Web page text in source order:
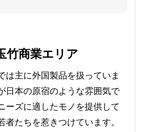
竹商業エリア
は主に外国製品を扱っていま
日本の原宿のような雰囲気で
ーズに適したモノを提供して
者たちを惹きつけています。